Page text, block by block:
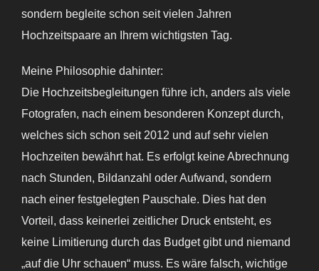
sondern begleite schon seit vielen Jahren
Hochzeitspaare an Ihrem wichtigsten Tag.
Meine Philosophie dahinter:
Die Hochzeitsbegleitungen führe ich, anders als viele
Fotografen, nach einem besonderen Konzept durch,
welches sich schon seit 2012 und auf sehr vielen
Hochzeiten bewährt hat. Es erfolgt keine Abrechnung
nach Stunden, Bildanzahl oder Aufwand, sondern
nach einer festgelegten Pauschale. Dies hat den
Vorteil, dass keinerlei zeitlicher Druck entsteht, es
keine Limitierung durch das Budget gibt und niemand
„auf die Uhr schauen“ muss. Es wäre falsch, wichtige